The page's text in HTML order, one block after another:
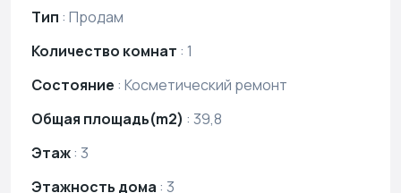
Тип : Продам
Количество комнат : 1
Состояние : Косметический ремонт
Общая площадь(m2) : 39,8
Этаж: 3
Этажность дома : 3